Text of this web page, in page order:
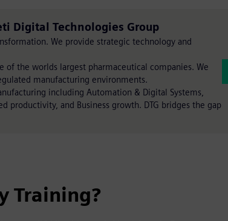
Digital Technologies Group
We provide strategic technology and
of the worlds largest pharmaceutical companies. We
manufacturing environments.
including Automation & Digital Systems,
productivity, and Business growth. DTG bridges the gap
Training?